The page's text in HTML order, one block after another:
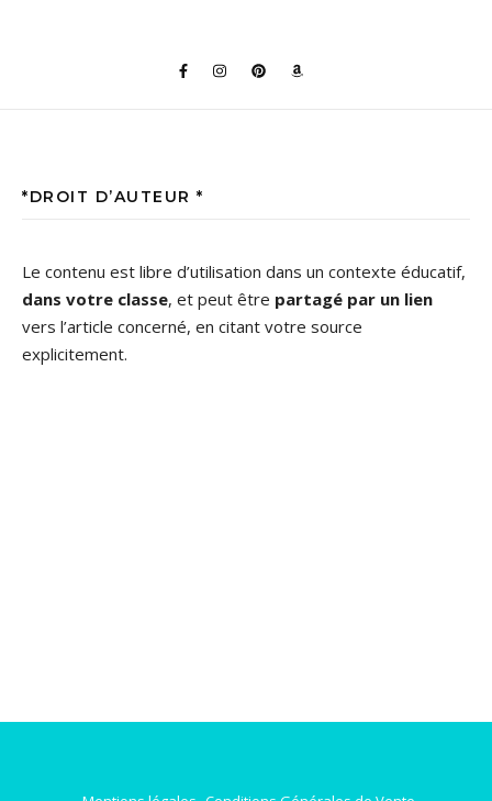
*DROIT D’AUTEUR *
Le contenu est libre d’utilisation dans un contexte éducatif,
dans votre classe, et peut être partagé par un lien
vers l’article concerné, en citant votre source
explicitement.